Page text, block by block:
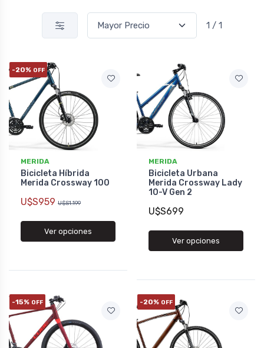
1 / 1
-20% OFF
MERIDA
Bicicleta Híbrida
Merida Crossway 100
U$S959 U$S1.199
Ver opciones
MERIDA
Bicicleta Urbana
Merida Crossway Lady
10-V Gen 2
U$S699
Ver opciones
-15% OFF -20% OFF